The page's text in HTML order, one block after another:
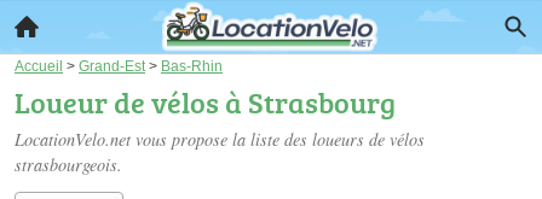
Accueil > Grand-Est > Bas-Rhin
Loueur de vélos à Strasbourg
LocationVelo.net vous propose la liste des loueurs de vélos
strasbourgeois.